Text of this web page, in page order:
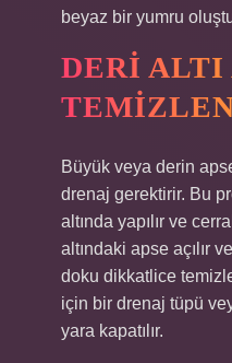
beyaz bir yumru
DERI ALTI
Büyük veya derin
drenaj gerektirir. Bu
altında yapılır ve
altındaki apse açılır
doku dikkatlice
için bir drenaj tüpü
yara kapatılır.